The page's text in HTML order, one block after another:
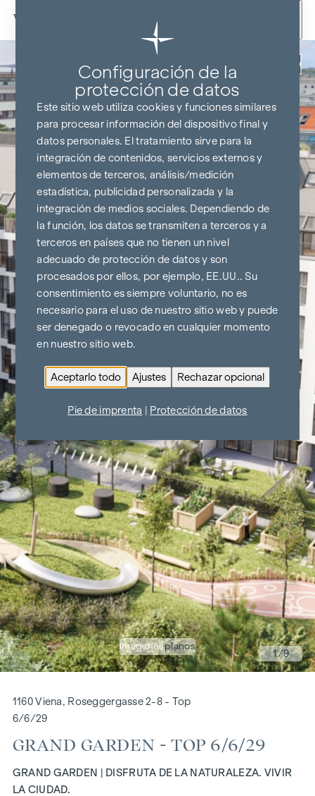
Ir al contenido
imágenesplanos
1/9
1160 Viena, Roseggergasse 2-8 - Top
6/6/29
GRAND GARDEN - TOP 6/6/29
GRAND GARDEN | DISFRUTA DE LA NATURALEZA. VIVIR
LA CIUDAD.
Configuración de la
protección de datos
Este sitio web utiliza cookies y funciones similares
para procesar información del dispositivo final y
datos personales. El tratamiento sirve para la
integración de contenidos, servicios externos y
elementos de terceros, análisis/medición
estadística, publicidad personalizada y la
integración de medios sociales. Dependiendo de
la función, los datos se transmiten a terceros y a
terceros en países que no tienen un nivel
adecuado de protección de datos y son
procesados por ellos, por ejemplo, EE.UU.. Su
consentimiento es siempre voluntario, no es
necesario para el uso de nuestro sitio web y puede
ser denegado o revocado en cualquier momento
en nuestro sitio web.
Aceptarlo todo Ajustes Rechazar opcional
Pie de imprenta Protección de datos